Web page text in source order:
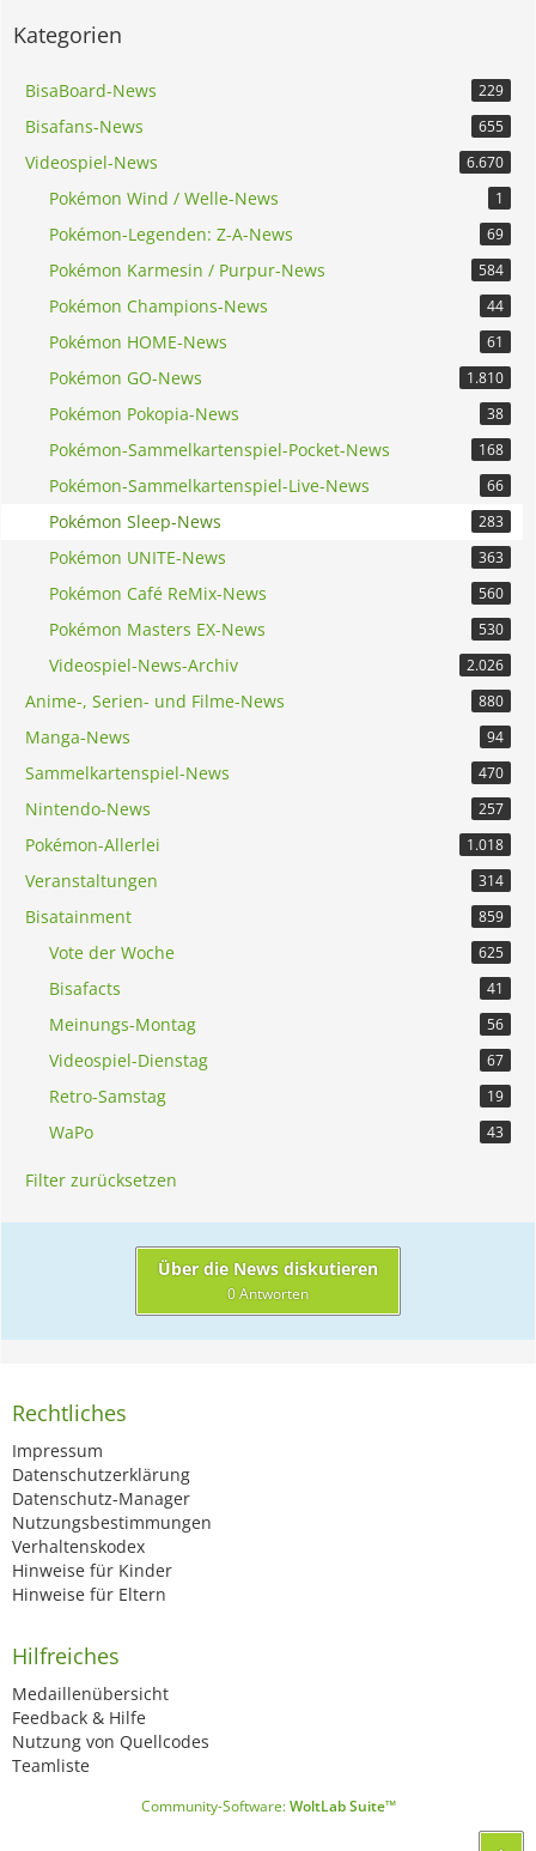
Kategorien
BisaBoard-News 229
Bisafans-News 655
Videospiel-News 6.670
Pokémon Wind / Welle-News 1
Pokémon-Legenden: Z-A-News 69
Pokémon Karmesin / Purpur-News 584
Pokémon Champions-News 44
Pokémon HOME-News 61
Pokémon GO-News 1.810
Pokémon Pokopia-News 38
Pokémon-Sammelkartenspiel-Pocket-News 168
Pokémon-Sammelkartenspiel-Live-News 66
Pokémon Sleep-News 283
Pokémon UNITE-News 363
Pokémon Café ReMix-News 560
Pokémon Masters EX-News 530
Videospiel-News-Archiv 2.026
Anime-, Serien- und Filme-News 880
Manga-News 94
Sammelkartenspiel-News 470
Nintendo-News 257
Pokémon-Allerlei 1.018
Veranstaltungen 314
Bisatainment 859
Vote der Woche 625
Bisafacts 41
Meinungs-Montag 56
Videospiel-Dienstag 67
Retro-Samstag 19
WaPo 43
Filter zurücksetzen
Über die News diskutieren
0 Antworten
Rechtliches
Impressum
Datenschutzerklärung
Datenschutz-Manager
Nutzungsbestimmungen
Verhaltenskodex
Hinweise für Kinder
Hinweise für Eltern
Hilfreiches
Medaillenübersicht
Feedback & Hilfe
Nutzung von Quellcodes
Teamliste
Community-Software:WoltLab Suite™